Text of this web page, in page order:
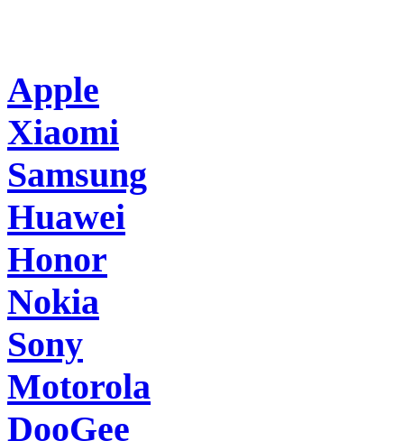
Apple
Xiaomi
Samsung
Huawei
Honor
Nokia
Sony
Motorola
DooGee